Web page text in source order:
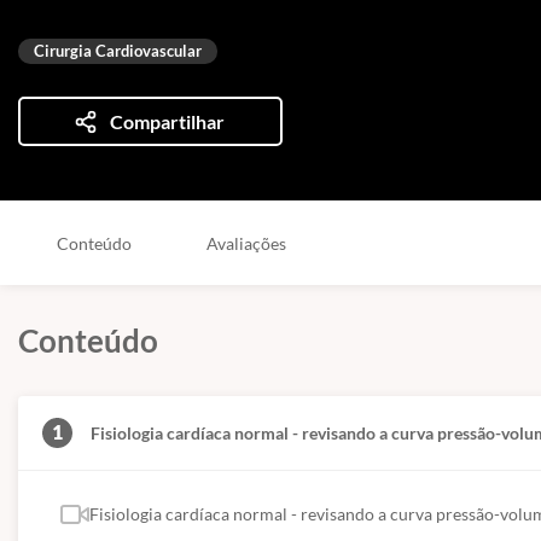
Cirurgia Cardiovascular
Compartilhar
Conteúdo Avaliações
Conteúdo
1 Fisiologia cardíaca normal - revisando a curva pressão-
Fisiologia cardíaca normal - revisando a curva pressão-